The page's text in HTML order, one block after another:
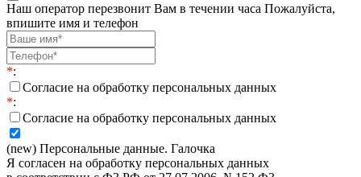
Наш оператор перезвонит Вам в течении часа Пожалуйста,
впишите имя и телефон
*:
Согласие на обработку персональных данных
*:
Согласие на обработку персональных данных
(new) Персональные данные. Галочка
Я согласен на обработку персональных данных